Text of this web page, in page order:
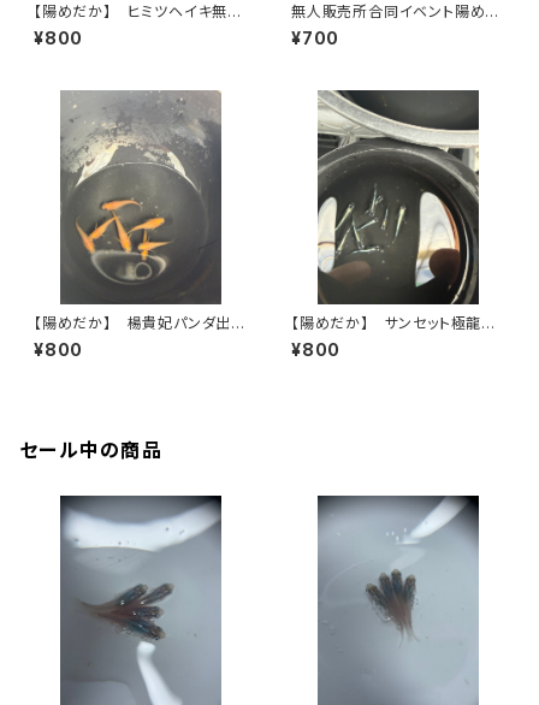
【陽めだか】 ヒミツヘイキ無選
抜 10匹+α【現物】
¥800
無人販売所合同イベント陽めだ
かめだかの卵くじ
¥700
【陽めだか】 楊貴妃パンダ出
目 若魚 2ペア＋オマケ3匹
【現物】
¥800
【陽めだか】 サンセット極龍
9匹【現物】
¥800
セール中の商品